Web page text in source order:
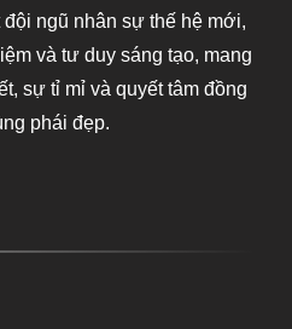
ngũ nhân sự thế hệ mới,
và tư duy sáng tạo, mang
sự tỉ mỉ và quyết tâm đồng
phái đẹp.